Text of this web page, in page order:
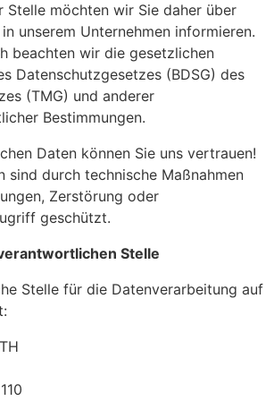
Professionelle Montage
Zum Rechner
Rechner übernommen.
Stelle möchten wir Sie daher über
unserem Unternehmen informieren.
beachten wir die gesetzlichen
Datenschutzgesetzes (BDSG) des
(TMG) und anderer
Bestimmungen.
Daten können Sie uns vertrauen!
sind durch technische Maßnahmen
Zerstörung oder
geschützt.
Stelle
Stelle für die Datenverarbeitung auf